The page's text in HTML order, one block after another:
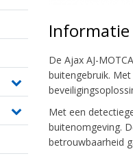
Informatie
De Ajax AJ-
buitengebruik.
Met een
buitenomgeving.
betrouwbaarheid